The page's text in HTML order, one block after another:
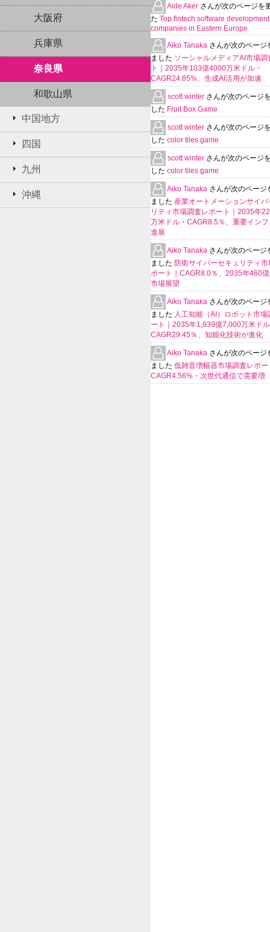
大阪府
兵庫県
奈良県
和歌山県
中国地方
四国
九州
沖縄
Aide Aker さんが次のページを
た Top fintech software development
companies in Eastern Europe
Aiko Tanaka さんが次のページ
ました ソーシャルメディアAI市場調
ト｜2035年103億4000万米ドル・
CAGR24.85%、生成AI活用が加速
scott winter さんが次のページ
した Fruit Box Game
scott winter さんが次のページ
した color tiles game
scott winter さんが次のページ
した color tiles game
Aiko Tanaka さんが次のページ
ました 産業オートメーションサイ
リティ市場調査レポート｜2035年
万米ドル・CAGR8.5％、重要イン
進展
Aiko Tanaka さんが次のページ
ました 防衛サイバーセキュリティ
ポート｜CAGR8.0％、2035年460
市場展望
Aiko Tanaka さんが次のページ
ました 人工知能（AI）ロボット市場
ート｜2035年1,939億7,000万米ド
CAGR29.45％、知能化技術が進化
Aiko Tanaka さんが次のページ
ました 低雑音増幅器市場調査レポー
CAGR4.56%・次世代通信で需要増